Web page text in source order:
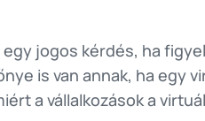
egy jogos kérdés, ha
is van annak, ha egy
a vállalkozások a